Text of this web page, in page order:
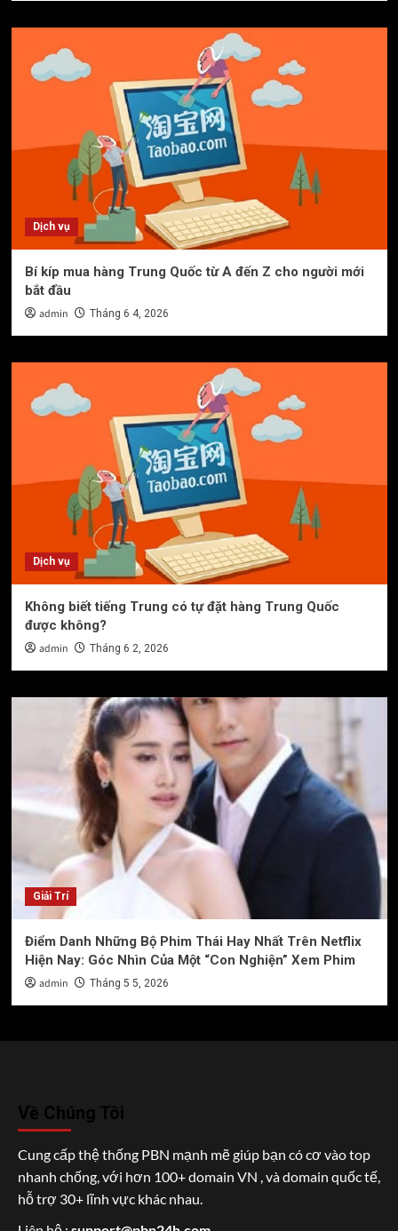
Dịch vụ
Bí kíp mua hàng Trung Quốc từ A đến Z cho người mới
bắt đầu
admin Tháng 6 4, 2026
Dịch vụ
Không biết tiếng Trung có tự đặt hàng Trung Quốc
được không?
admin Tháng 6 2, 2026
Giải Trí
Điểm Danh Những Bộ Phim Thái Hay Nhất Trên Netflix
Hiện Nay: Góc Nhìn Của Một “Con Nghiện” Xem Phim
admin Tháng 5 5, 2026
Về Chúng Tôi
Cung cấp thệ thống PBN mạnh mẽ giúp bạn có cơ vào top
nhanh chống, với hơn 100+ domain VN , và domain quốc tế,
hỗ trợ 30+ lĩnh vực khác nhau.